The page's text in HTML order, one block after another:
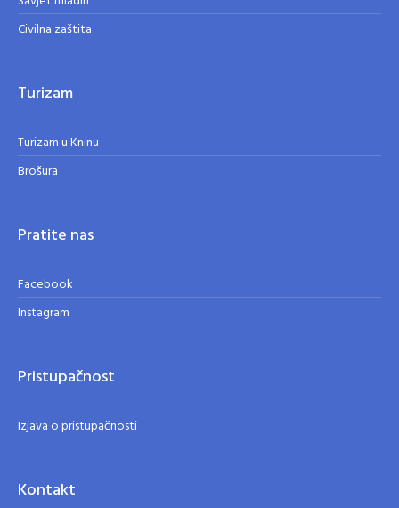
Civilna zaštita
Turizam
Turizam u Kninu
Brošura
Pratite nas
Facebook
Instagram
Pristupačnost
Izjava o pristupačnosti
Kontakt